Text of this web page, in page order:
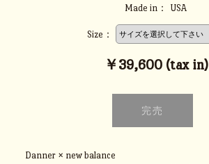
Made in：
USA
Size：
￥39,600 (tax in)
Danner × new balance